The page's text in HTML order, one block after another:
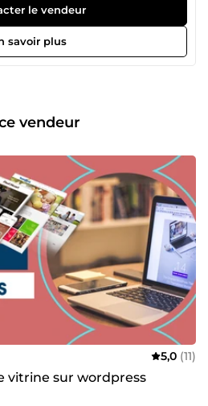
m'occupe de la création, de
de votre site-web.
le vendeur
savoir plus
vendeur
5,0 (11)
vitrine sur wordpress